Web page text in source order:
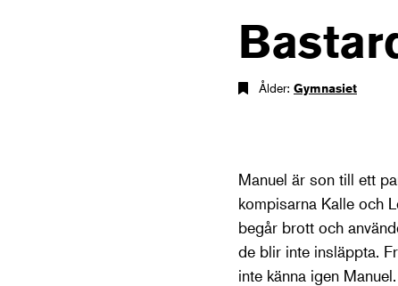
Ålder: Gymnasiet
Manuel är son till ett
kompisarna Kalle och
begår brott och
de blir inte insläppta.
inte känna igen